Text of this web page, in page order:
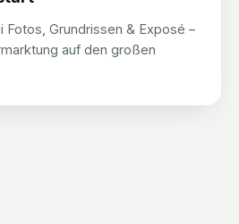
Fotos, Grundrissen & Exposé –
auf den großen